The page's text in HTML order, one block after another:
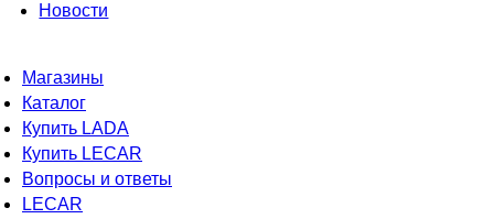
Новости
Магазины
Каталог
Купить LADA
Купить LECAR
Вопросы и ответы
LECAR